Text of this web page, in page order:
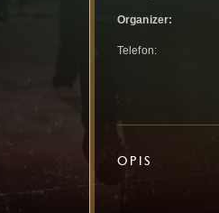
Organizer:
Telefon:
OPIS